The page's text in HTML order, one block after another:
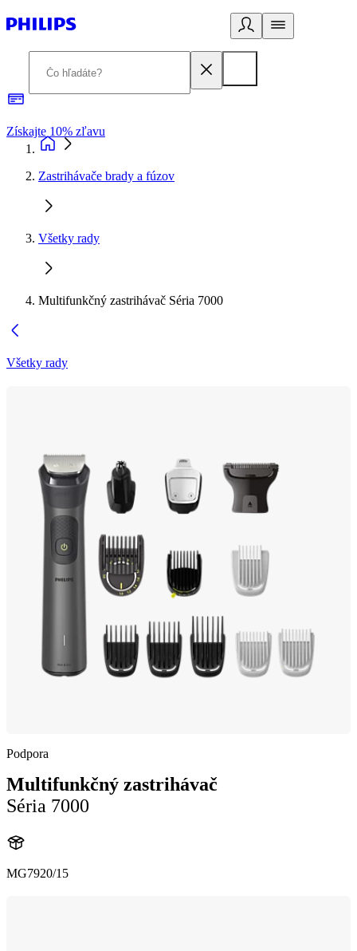
Získajte 10% zľavu
Zastrihávače brady a fúzov
Všetky rady
Multifunkčný zastrihávač Séria 7000
Všetky rady
Podpora
Multifunkčný zastrihávač
Séria 7000
MG7920/15